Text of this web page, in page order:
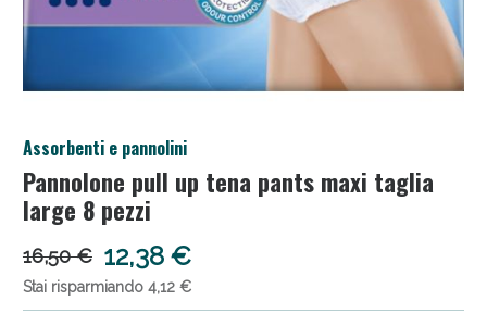
Assorbenti e pannolini
Pannolone pull up tena pants maxi taglia
large 8 pezzi
16,50 € 12,38 €
Stai risparmiando 4,12 €
Salini e Multivitaminici: oggi Sconto extra fino al